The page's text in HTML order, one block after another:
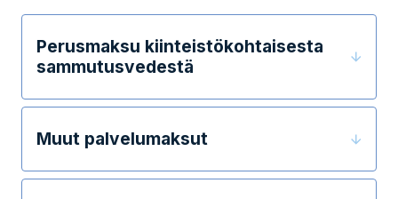
Perusmaksu kiinteistökohtaisesta
sammutusvedestä
Muut palvelumaksut